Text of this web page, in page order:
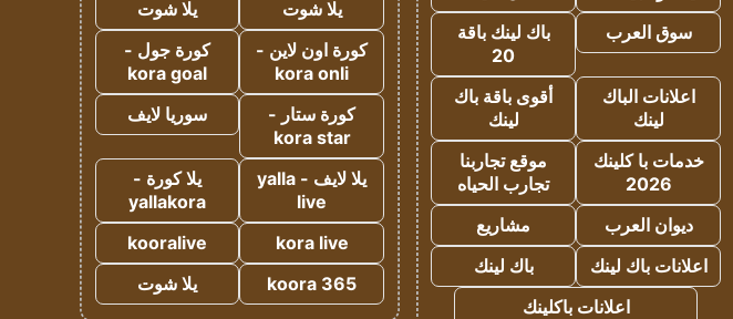
سوق العرب
باك لينك باقة
20
اعلانات الباك
لينك
أقوى باقة باك
لينك
خدمات با كلينك
2026
موقع تجاربنا
تجارب الحياه
ديوان العرب
مشاريع
اعلانات باك لينك
باك لينك
اعلانات باكلينك
يلا شوت
يلا شوت
كورة اون لاين -
kora onli
كورة جول -
kora goal
كورة ستار -
kora star
سوريا لايف
يلا لايف - yalla
live
يلا كورة -
yallakora
kora live
kooralive
koora 365
يلا شوت